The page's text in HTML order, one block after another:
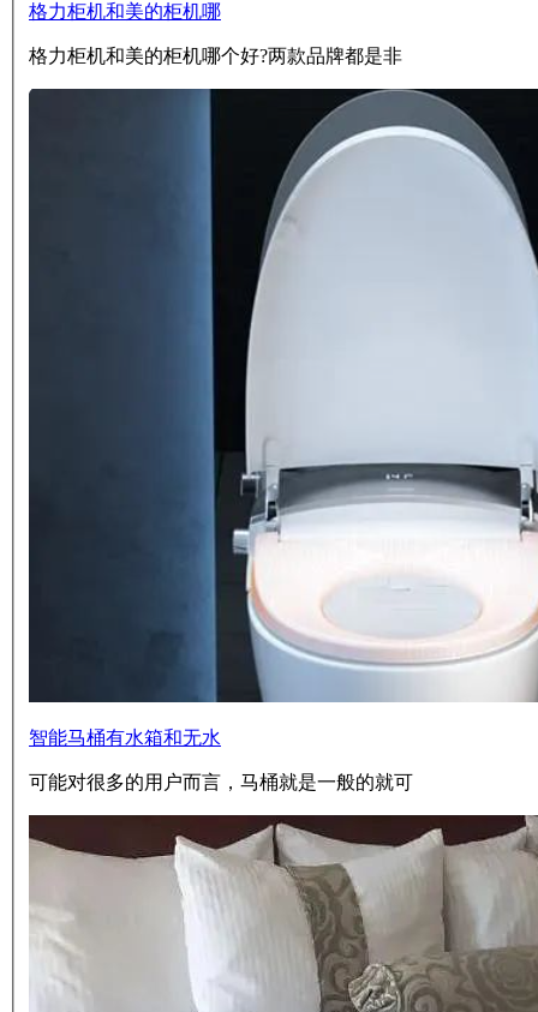
格力柜机和美的柜机哪
格力柜机和美的柜机哪个好?两款品牌都是非
智能马桶有水箱和无水
可能对很多的用户而言，马桶就是一般的就可